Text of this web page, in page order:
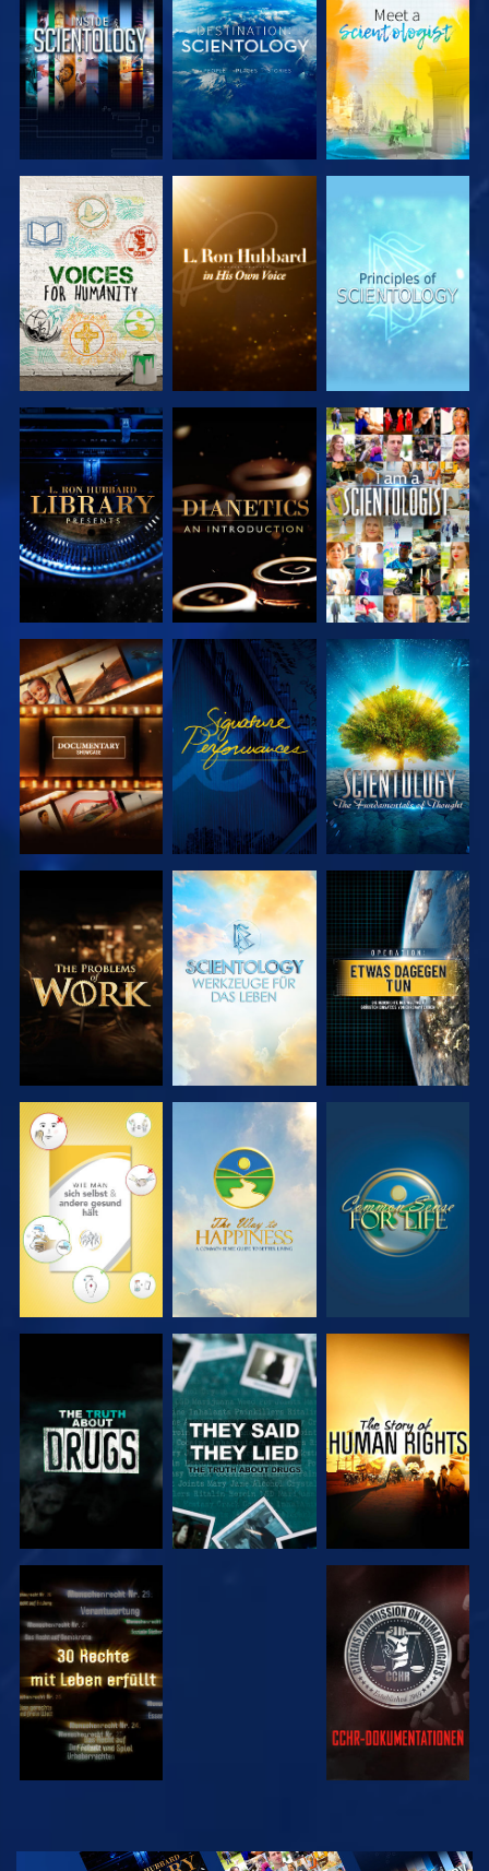
SERIE
ENTDECKEN
SERIE
ENTDECKEN
SERIE
ENTDECKEN
SERIE
ENTDECKEN
SERIE
ENTDECKEN
ANSEHEN
SERIE
ENTDECKEN
ANSEHEN
SERIE
ENTDECKEN
SERIE
ENTDECKEN
SERIE
ENTDECKEN
ANSEHEN
ANSEHEN ANSEHEN ANSEHEN
ANSEHEN ANSEHEN
ANSEHEN ANSEHEN
ANSEHEN
SERIE